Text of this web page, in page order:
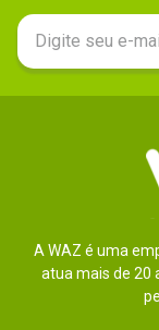
A WAZ é uma
atua mais de 20